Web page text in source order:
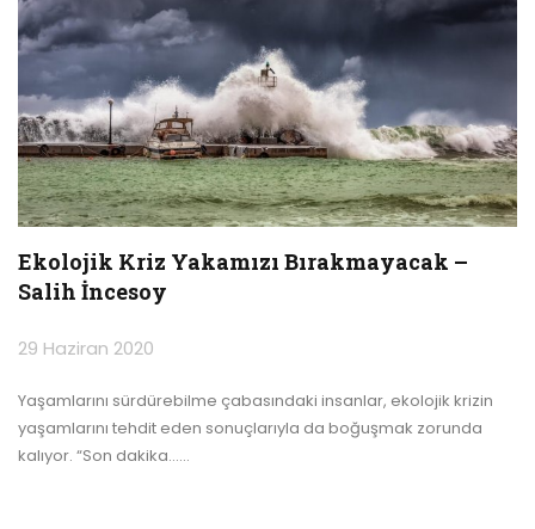
Ekolojik Kriz Yakamızı Bırakmayacak –
Salih İncesoy
29 Haziran 2020
Yaşamlarını sürdürebilme çabasındaki insanlar, ekolojik krizin
yaşamlarını tehdit eden sonuçlarıyla da boğuşmak zorunda
kalıyor. “Son dakika……